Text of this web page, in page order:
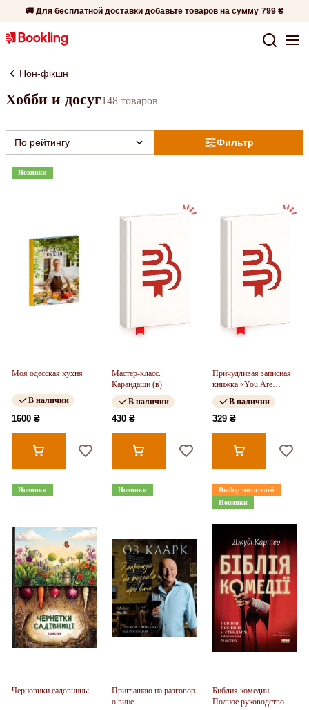
🚚 Для бесплатной доставки добавьте товаров на сумму 799 ₴
Нон-фікшн
Хобби и досуг148 товаров
Фильтр
По рейтингу
Новинки
Моя одесская кухня
В наличии
1600 ₴
Мастер-класс.
Карандаши (в)
В наличии
430 ₴
Причудливая записная
книжка «You Are
Energy»
В наличии
329 ₴
Новинки
Черновики садовницы
Новинки
Приглашаю на разговор
о вине
Выбор читателей
Новинки
Библия комедии.
Полное руководство по